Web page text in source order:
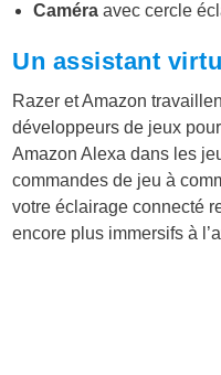
Caméra avec cercle
Un assistant
Razer et Amazon
développeurs de jeux
Amazon Alexa dans les
commandes de jeu à
votre éclairage connecté
encore plus immersifs à